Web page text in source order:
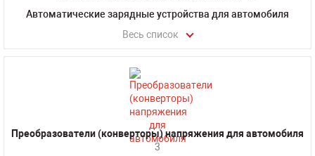
Автоматические зарядные устройства для автомобиля
Весь список
Преобразователи (конверторы) напряжения для автомобиля
3